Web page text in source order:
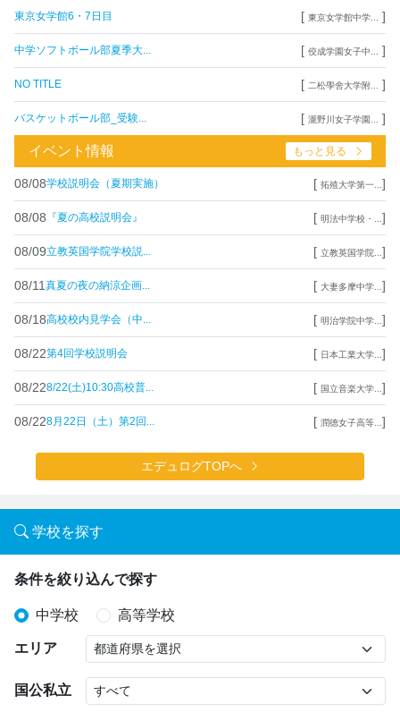
東京女学館6・7日目 [ 東京女学館中学... ]
中学ソフトボール部夏季大... [ 佼成学園女子中... ]
NO TITLE [ 二松學舍大学附... ]
バスケットボール部_受験... [ 瀧野川女子学園... ]
イベント情報 もっと見る
08/08学校説明会（夏期実施） [ 拓殖大学第一... ]
08/08 『夏の高校説明会』 [ 明法中学校・... ]
08/09立教英国学院学校説... [ 立教英国学院... ]
08/11 真夏の夜の納涼企画... [ 大妻多摩中学... ]
08/18高校校内見学会（中... [ 明治学院中学... ]
08/22第4回学校説明会 [ 日本工業大学... ]
08/228/22(土)10:30高校普... [ 国立音楽大学... ]
08/228月22日（土）第2回... [ 潤徳女子高等... ]
エデュログTOPへ
学校を探す
条件を絞り込んで探す
中学校 高等学校
エリア
国公私立